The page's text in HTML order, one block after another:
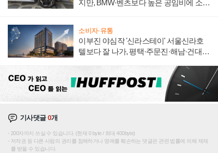
지만, BMW·벤츠보다 높은 공임비에 소비
소비자·유통
이부진 야심작 '신라스테이' 서울신라호
텔보다 잘 나가, 평택·주문진·해남·건대로
기사댓글0개
200자까지 쓰실 수 있습니다. (현재 0 byte / 최대 400byte)
저작권 등 다른 사람의 권리를 침해하거나 명예를 훼손하는 댓글은 관련 법률에 의해 제재
를 받을 수 있습니다.